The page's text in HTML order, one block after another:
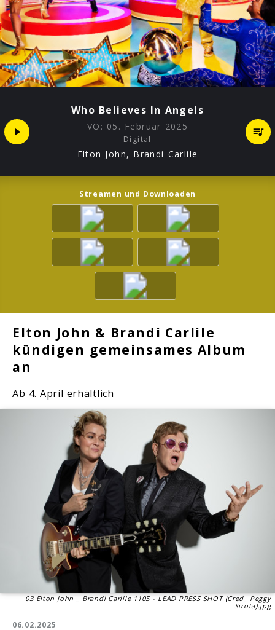
Who Believes In Angels
VÖ: 05. Februar 2025
Digital
Elton John, Brandi Carlile
Streamen und Downloaden
Elton John & Brandi Carlile
kündigen gemeinsames Album
an
Ab 4. April erhältlich
03 Elton John _ Brandi Carlile 1105 - LEAD PRESS SHOT (Cred_ Peggy
Sirota).jpg
06.02.2025